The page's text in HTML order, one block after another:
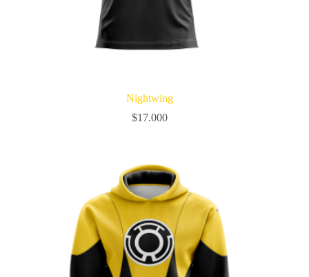
Nightwing
$17.000